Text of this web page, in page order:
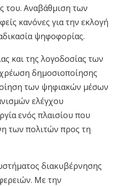
του. Αναβάθμιση των
κανόνες για την εκλογή
ψηφοφορίας.
και της λογοδοσίας των
δημοσιοποίησης
των ψηφιακών μέσων
ελέγχου
ενός πλαισίου που
των πολιτών προς τη
διακυβέρνησης
Με την